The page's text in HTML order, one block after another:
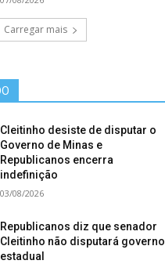
Carregar mais
Cleitinho desiste de disputar o
Governo de Minas e
Republicanos encerra
indefinição
03/08/2026
Republicanos diz que senador
Cleitinho não disputará governo
estadual